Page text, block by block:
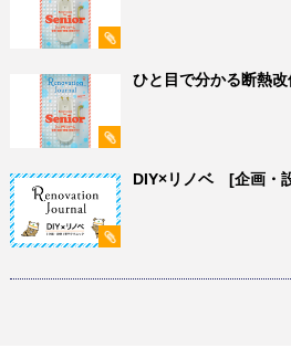
ひと目で分かる断熱
DIY×リノベ [企画・